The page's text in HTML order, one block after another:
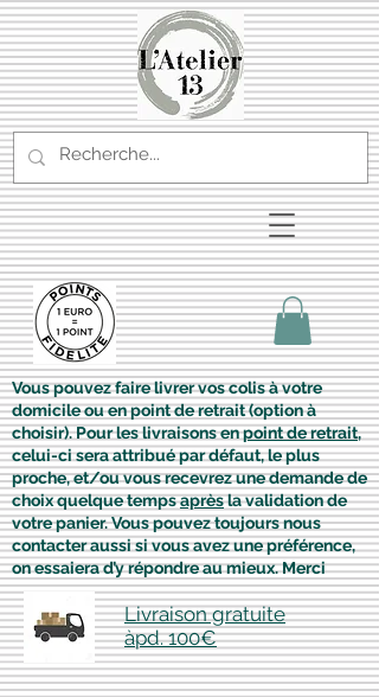
Vous pouvez faire livrer vos colis à votre
domicile ou en point de retrait (option à
choisir). Pour les livraisons enpoint de retrait,
celui-ci sera attribué par défaut, le plus
proche, et/ou vous recevrez une demande de
choix quelque tempsaprèsla validation de
votre panier. Vous pouvez toujours nous
contacter aussi si vous avez une préférence,
on essaiera d’y répondre au mieux. Merci
Livraison gratuite
àpd. 100€